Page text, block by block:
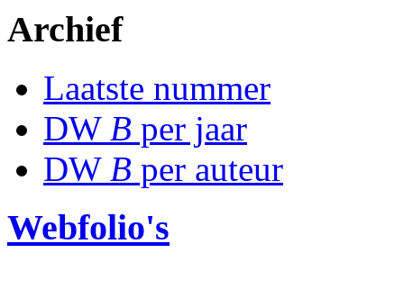
Archief
Laatste nummer
DW B per jaar
DW B per auteur
Webfolio's